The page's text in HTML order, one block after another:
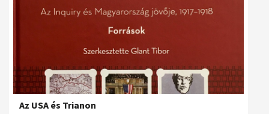
Az USA és Trianon